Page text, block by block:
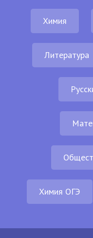
Химия
Литература
Химия ОГЭ